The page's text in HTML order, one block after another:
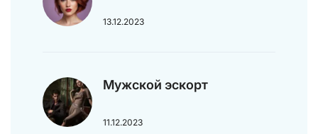
13.12.2023
Мужской эскорт
11.12.2023